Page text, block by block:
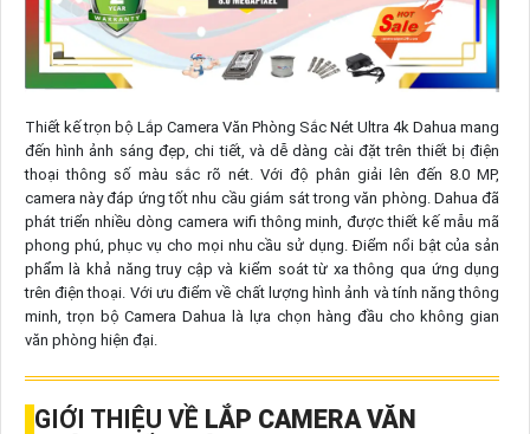
Thiết kế trọn bộ Lắp Camera Văn Phòng Sắc Nét Ultra 4k Dahua mang
đến hình ảnh sáng đẹp, chi tiết, và dễ dàng cài đặt trên thiết bị điện
thoại thông số màu sắc rõ nét. Với độ phân giải lên đến 8.0 MP,
camera này đáp ứng tốt nhu cầu giám sát trong văn phòng. Dahua đã
phát triển nhiều dòng camera wifi thông minh, được thiết kế mẫu mã
phong phú, phục vụ cho mọi nhu cầu sử dụng. Điểm nổi bật của sản
phẩm là khả năng truy cập và kiểm soát từ xa thông qua ứng dụng
trên điện thoại. Với ưu điểm về chất lượng hình ảnh và tính năng thông
minh, trọn bộ Camera Dahua là lựa chọn hàng đầu cho không gian
văn phòng hiện đại.
GIỚI THIỆU VỀ LẮP CAMERA VĂN